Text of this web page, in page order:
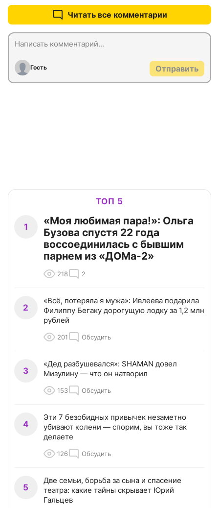
Читать все комментарии
Гость Отправить
ТОП 5
1
«Моя любимая пара!»: Ольга
Бузова спустя 22 года
воссоединилась с бывшим
парнем из «ДОМа-2»
218 2
2
«Всё, потеряла я мужа»: Ивлеева подарила
Филиппу Бегаку дорогущую лодку за 1,2 млн
рублей
201 Обсудить
3
«Дед разбушевался»: SHAMAN довел
Мизулину — что он натворил
153 Обсудить
4
Эти 7 безобидных привычек незаметно
убивают колени — спорим, вы тоже так
делаете
126 Обсудить
5
Две семьи, борьба за сына и спасение
театра: какие тайны скрывает Юрий
Гальцев